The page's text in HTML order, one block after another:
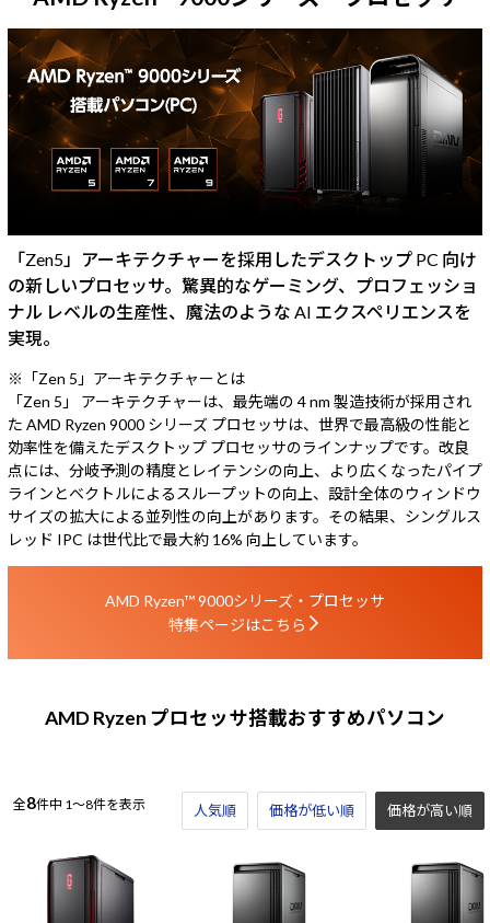
「Zen5」アーキテクチャーを採用したデスクトップ PC 向け
の新しいプロセッサ。驚異的なゲーミング、プロフェッショ
ナル レベルの生産性、魔法のような AI エクスペリエンスを
実現。
※「Zen 5」アーキテクチャーとは
「Zen 5」 アーキテクチャーは、最先端の 4 nm 製造技術が採用され
た AMD Ryzen 9000 シリーズ プロセッサは、世界で最高級の性能と
効率性を備えたデスクトップ プロセッサのラインナップです。改良
点には、分岐予測の精度とレイテンシの向上、より広くなったパイプ
ラインとベクトルによるスループットの向上、設計全体のウィンドウ
サイズの拡大による並列性の向上があります。その結果、シングルス
レッド IPC は世代比で最大約 16% 向上しています。
AMD Ryzen™ 9000シリーズ・プロセッサ
特集ページはこちら
AMD Ryzen プロセッサ搭載おすすめパソコン
全8件中 1～8件を表示 人気順 価格が低い順 価格が高い順